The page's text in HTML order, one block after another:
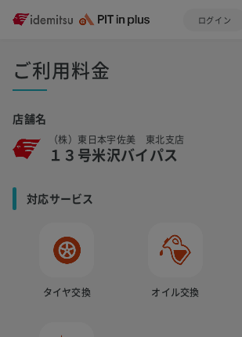
ログイン
ご利用料金
店舗名
（株）東日本宇佐美 東北支店
１３号米沢バイパス
対応サービス
タイヤ交換 オイル交換